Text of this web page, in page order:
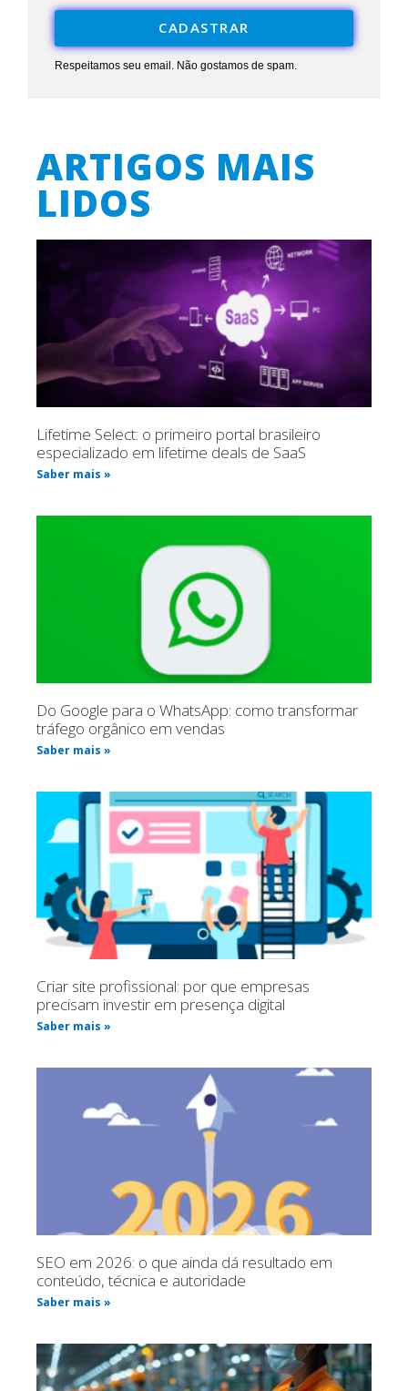
CADASTRAR
Respeitamos seu email. Não gostamos de spam.
ARTIGOS MAIS
LIDOS
Lifetime Select: o primeiro portal brasileiro
especializado em lifetime deals de SaaS
Saber mais »
Do Google para o WhatsApp: como transformar
tráfego orgânico em vendas
Saber mais »
Criar site profissional: por que empresas
precisam investir em presença digital
Saber mais »
SEO em 2026: o que ainda dá resultado em
conteúdo, técnica e autoridade
Saber mais »